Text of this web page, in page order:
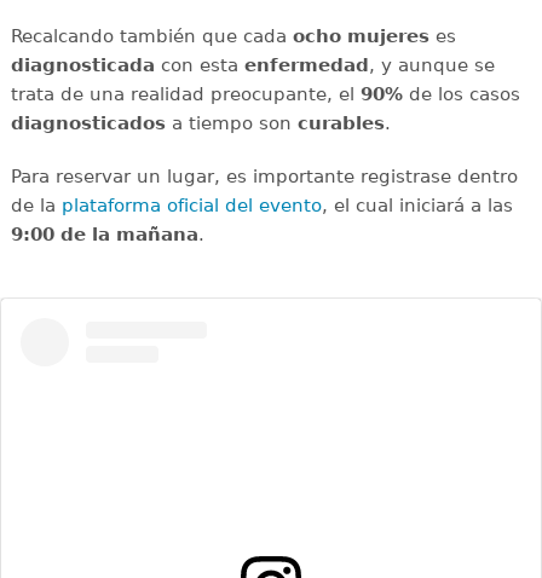
Recalcando también que cada ocho mujereses
diagnosticada con esta enfermedad, y aunque se
trata de una realidad preocupante, el 90%de los casos
diagnosticadosa tiempo son curables.
Para reservar un lugar, es importante registrase dentro
de la plataforma oficial del evento, el cual iniciará a las
9:00 de la mañana.